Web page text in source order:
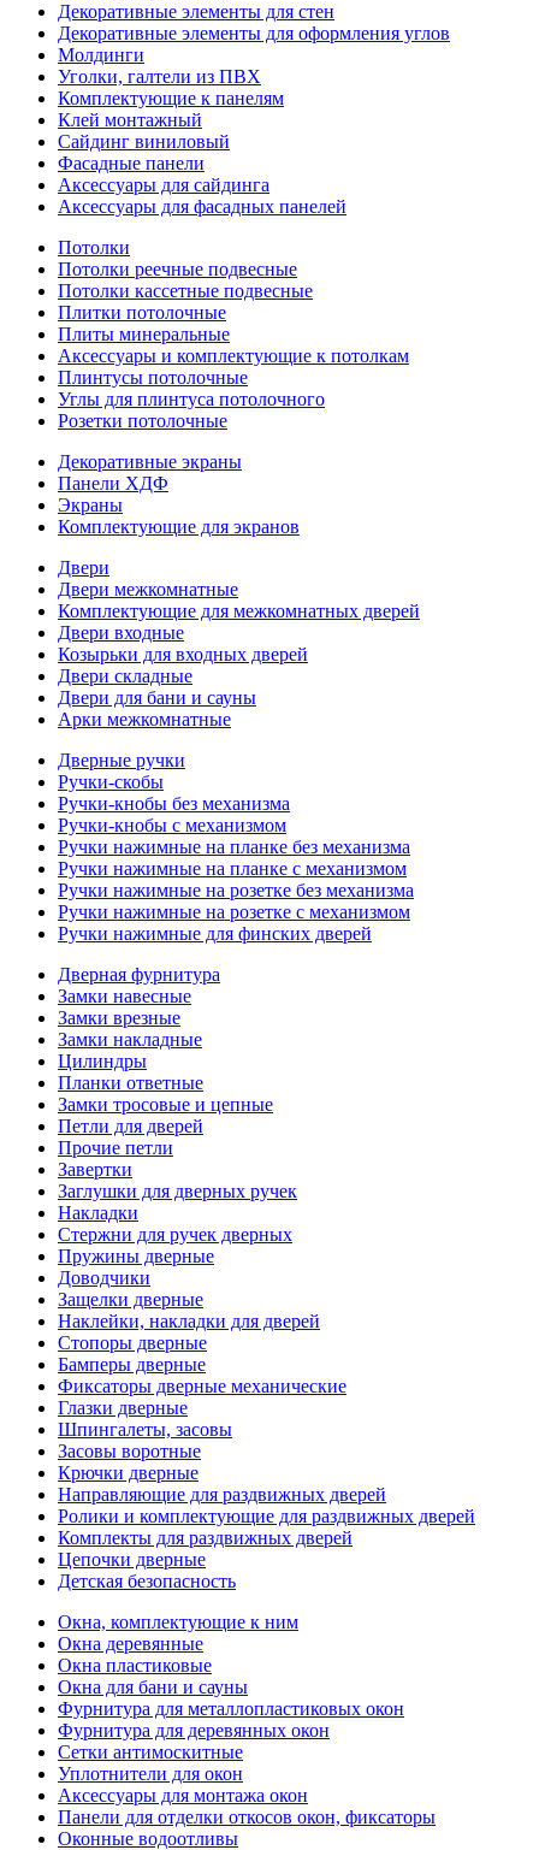
Декоративные элементы для стен
Декоративные элементы для оформления углов
Молдинги
Уголки, галтели из ПВХ
Комплектующие к панелям
Клей монтажный
Сайдинг виниловый
Фасадные панели
Аксессуары для сайдинга
Аксессуары для фасадных панелей
Потолки
Потолки реечные подвесные
Потолки кассетные подвесные
Плитки потолочные
Плиты минеральные
Аксессуары и комплектующие к потолкам
Плинтусы потолочные
Углы для плинтуса потолочного
Розетки потолочные
Декоративные экраны
Панели ХДФ
Экраны
Комплектующие для экранов
Двери
Двери межкомнатные
Комплектующие для межкомнатных дверей
Двери входные
Козырьки для входных дверей
Двери складные
Двери для бани и сауны
Арки межкомнатные
Дверные ручки
Ручки-скобы
Ручки-кнобы без механизма
Ручки-кнобы с механизмом
Ручки нажимные на планке без механизма
Ручки нажимные на планке с механизмом
Ручки нажимные на розетке без механизма
Ручки нажимные на розетке с механизмом
Ручки нажимные для финских дверей
Дверная фурнитура
Замки навесные
Замки врезные
Замки накладные
Цилиндры
Планки ответные
Замки тросовые и цепные
Петли для дверей
Прочие петли
Завертки
Заглушки для дверных ручек
Накладки
Стержни для ручек дверных
Пружины дверные
Доводчики
Защелки дверные
Наклейки, накладки для дверей
Стопоры дверные
Бамперы дверные
Фиксаторы дверные механические
Глазки дверные
Шпингалеты, засовы
Засовы воротные
Крючки дверные
Направляющие для раздвижных дверей
Ролики и комплектующие для раздвижных дверей
Комплекты для раздвижных дверей
Цепочки дверные
Детская безопасность
Окна, комплектующие к ним
Окна деревянные
Окна пластиковые
Окна для бани и сауны
Фурнитура для металлопластиковых окон
Фурнитура для деревянных окон
Сетки антимоскитные
Уплотнители для окон
Аксессуары для монтажа окон
Панели для отделки откосов окон, фиксаторы
Оконные водоотливы